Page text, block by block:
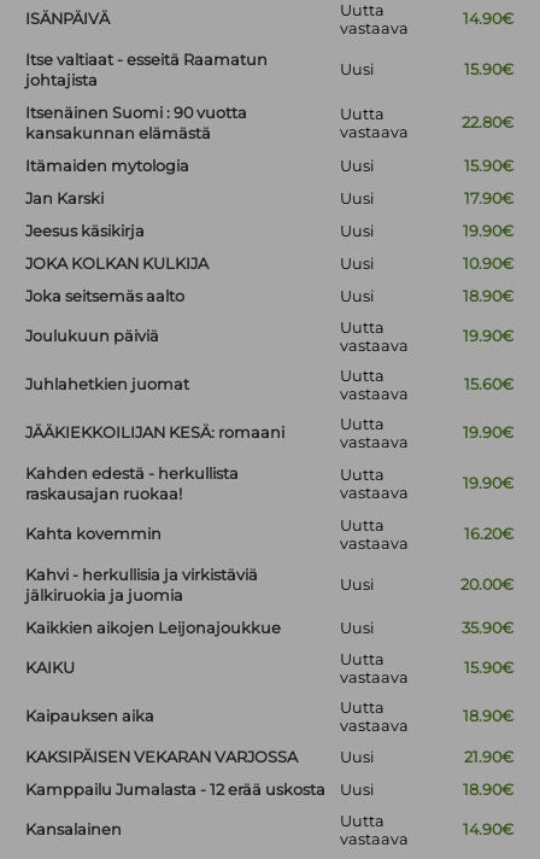
ISÄNPÄIVÄ
Uutta
vastaava
14.90€
Itse valtiaat - esseitä Raamatun
johtajista
Uusi 15.90€
Itsenäinen Suomi : 90 vuotta
kansakunnan elämästä
Uutta
vastaava
22.80€
Itämaiden mytologia Uusi
15.90€
Jan Karski
Uusi
17.90€
Jeesus käsikirja
Uusi
19.90€
JOKA KOLKAN KULKIJA
Uusi
10.90€
Joka seitsemäs aalto
Uusi 18.90€
Joulukuun päiviä
Uutta
vastaava
19.90€
Juhlahetkien juomat
Uutta
vastaava
15.60€
JÄÄKIEKKOILIJAN KESÄ: romaani
Uutta
vastaava
19.90€
Kahden edestä - herkullista
raskausajan ruokaa!
Uutta
vastaava
19.90€
Kahta kovemmin
Uutta
vastaava
16.20€
Kahvi - herkullisia ja virkistäviä
jälkiruokia ja juomia
Uusi 20.00€
Kaikkien aikojen Leijonajoukkue Uusi 35.90€
KAIKU
Uutta
vastaava
15.90€
Kaipauksen aika
Uutta
vastaava
18.90€
KAKSIPÄISEN VEKARAN VARJOSSA Uusi
21.90€
Kamppailu Jumalasta - 12 erää uskosta
Uusi 18.90€
Kansalainen
Uutta
vastaava
14.90€